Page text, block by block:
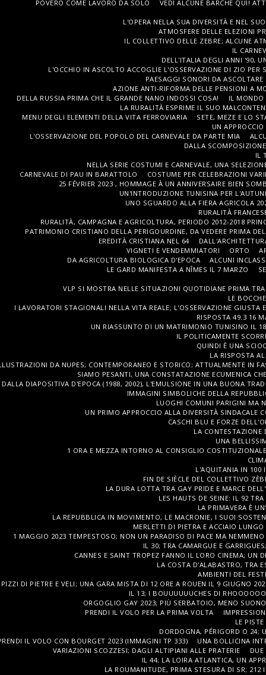
POVERO COME LAVORO DA SOLO VEDI ALCUNE BARCHE QUI!
L'OPERA NELLA SUA DIVERSITÀ E NEL
ATMOSFERE DELLE ELEZIONI
IL COLLETTIVO DELLE ZEBRE; ALCUNE
IL
DELL'ITALIA DEGLI ANNI '90,
L'OCCHIO IN ASCOLTO ACCOGLIE L'OSSERVAZIONE DI ZIO
PAESAGGI SONORI DA ASCOLTARE
AZIONE ANTI-RIFORMA DELLE PENSIONI A
DELLA RUSSIA PRIMA CHE IL GRANDE NANO INDOSSI COSA!
IL MONDO
LA RURALITÀ ESPRIME IL SUO
MENU DEGLI ELEMENTI DELLA VITA FERROVIARIA
SETE, MEZE E LO
UN
L'OSSERVAZIONE DEL POPOLO DEL CARNEVALE DA PARTE MIA
DALLA
IL
NELLA SERIE COSTUMI E CARNEVALE, UNA
CARNEVALE DI PAU IN BARATTOLO
COSTUME PER CELEBRAZIONI
25 FÉVRIER 2023 , HOMMAGE À UN ANNIVERSAIRE BIEN
UN'INTRODUZIONE TUNISINA PER
UNO SGUARDO ALLA FIERA AGRICOLA
RURALITÀ
RURALITÀ, CAMPAGNA E AGRICOLTURA, PERIODO 2012-2018
PATRIMONIO CRISTIANO DELLA PERIGOURDINE, DA VEDERE PRIMA
EREDITÀ CRISTIANA NEL 64
VIGNETI E VENDEMMIATORI
ORTO
DA AGRICOLTURA BIOLOGICA D'EPOCA
ALCUNI
LE GARD MANIFESTA A NÎMES IL 7 MARZO
VLP SI MOSTRA NELLE SITUAZIONI QUOTIDIANE PRIMA
LE
I LAVORATORI STAGIONALI NELLA VITA REALE; L'OSSERVAZIONE GIUSTA
RISPOSTA 49.3 16
UN RIASSUNTO DI UN MATRIMONIO TUNISINO IL
IL POLITICAMENTE
QUINDI È UNA
LA RISPOSTA
DA NUPES; CONTEMPORANEO E STORICO; ATTUALMENTE IN
SIAMO PESANTI, UNA CONSTATAZIONE ECUMENICA
DALLA DIAPOSITIVA D'EPOCA (1988, 2002), L'EMULSIONE IN UNA BUONA
IMMAGINI SIMBOLICHE DELLA
LUOGHI COMUNI PARIGINI MA
UN PRIMO APPROCCIO ALLA DIVERSITÀ SINDACALE
CASCHI BLU E FORZE
LA CONTESTAZIONE
UNA
1 ORA E MEZZA INTORNO AL CONSIGLIO
L'AQUITANIA IN 100
FIN DE SIÈCLE DEL COLLETTIVO
LA DURA LOTTA TRA GAY PRIDE E MARCE
LES HAUTS DE SEINE: IL 92
LA PRIMAVERA È
LA REPUBBLICA IN MOVIMENTO, LE MACRONIE, I SUOI
MERLETTI DI PIETRA E ACCIAIO
1 MAGGIO 2023 TEMPESTOSO; NON UN PARADISO DI PACE MA NEMMENO
IL 30; TRA CAMARGUE E
CANNES E SAINT TROPEZ FANNO IL LORO CINEMA; UN
LA COSTA D'ALABASTRO, TRA
AMBIENTI DEL
PIZZI DI PIETRE E VELI; UNA GARA MISTA DI 12 ORE A ROUEN IL 9 GIUGNO
IL 13; I BOUUUUUUCHES DI
ORGOGLIO GAY 2023; PIÙ SERBATOIO, MENO
PRENDI IL VOLO PER LA PRIMA VOLTA
LE
DORDOGNA, PÉRIGORD O 24;
IL VOLO CON BOURGET 2023 (IMMAGINI TP 333)
UNA BOLLICINA
VARIAZIONI SCOZZESI; DAGLI ALTIPIANI ALLE PRATERIE
IL 44; LA LOIRA ATLANTICA, UN
LA ROUMANITUDE, PRIMA STESURA DI SR; 212